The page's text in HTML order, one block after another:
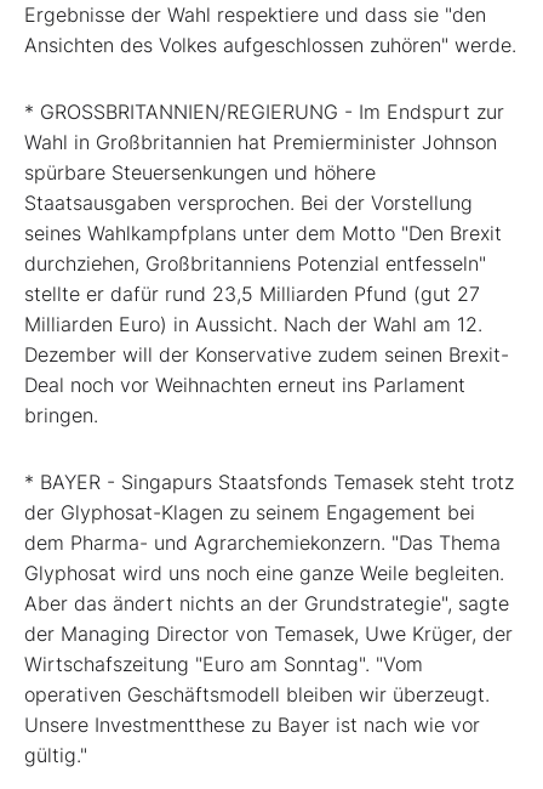
Ergebnisse der Wahl respektiere und dass sie "den
Ansichten des Volkes aufgeschlossen zuhören" werde.
* GROSSBRITANNIEN/REGIERUNG - Im Endspurt zur
Wahl in Großbritannien hat Premierminister Johnson
spürbare Steuersenkungen und höhere
Staatsausgaben versprochen. Bei der Vorstellung
seines Wahlkampfplans unter dem Motto "Den Brexit
durchziehen, Großbritanniens Potenzial entfesseln"
stellte er dafür rund 23,5 Milliarden Pfund (gut 27
Milliarden Euro) in Aussicht. Nach der Wahl am 12.
Dezember will der Konservative zudem seinen Brexit-
Deal noch vor Weihnachten erneut ins Parlament
bringen.
* BAYER - Singapurs Staatsfonds Temasek steht trotz
der Glyphosat-Klagen zu seinem Engagement bei
dem Pharma- und Agrarchemiekonzern. "Das Thema
Glyphosat wird uns noch eine ganze Weile begleiten.
Aber das ändert nichts an der Grundstrategie", sagte
der Managing Director von Temasek, Uwe Krüger, der
Wirtschafszeitung "Euro am Sonntag". "Vom
operativen Geschäftsmodell bleiben wir überzeugt.
Unsere Investmentthese zu Bayer ist nach wie vor
gültig."